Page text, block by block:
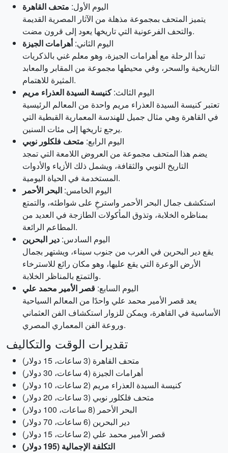
اليوم الأول: متحف القاهرة
يتميز المتحف بمجموعة مذهلة من الآثار المصرية القديمة
والتحف الفرعونية التي تاريخها يعود إلى قرون مضت.
اليوم الثاني:أهرامات الجيزة
تبدأ الرحلة مع أهرامات الجيزة، وهو معلم غني بالذكريات
التاريخية والسحر، وفي محيطها مجموعة من المقابر والمعابد
المثيرة للاهتمام.
اليوم الثالث:كنيسة السيدة العذراء مريم
تعتبر كنيسة السيدة العذراء مريم واحدة من المعالم الرئيسية
في القاهرة وهي مثال جميل للهندسة المعمارية القبطية التي
يرجع تاريخها إلى مئات السنين.
اليوم الرابع: متحف فلكلور نوبي
يضم هذا المتحف مجموعة من العروض اللامعة التي تمجد
التاريخ النوبي والثقافة، ويشمل ذلك الأزياء والأدوات
المستخدمة في الحياة اليومية.
اليوم الخامس: البحر الأحمر
استكشف جمال البحر الأحمر واسترخِ على شواطئه، والتمتع
بمناظره الخلابة، وتذوق المأكولات الطازجة في العديد من
المطاعم الرائعة.
اليوم السادس: دير البحرين
يقع دير البحرين في الغرب من جنوب سيناء، ويشتهر بجمال
الأرض الوعرة التي يقع عليها، وهو مكان رائع للاسترخاء
والتمتع بالمناظر الخلابة.
اليوم السابع: قصر الأمير محمد علي
يعد قصر الأمير محمد علي واحدًا من المعالم السياحية
الأساسية في القاهرة، ويمكن للزوار استكشاف الفن العثماني
وروعة الفن المعماري المصري.
تقديرات الوقت والتكاليف
متحف القاهرة (3 ساعات، 15 دولار)
أهرامات الجيزة (4 ساعات، 30 دولار)
كنيسة السيدة العذراء مريم (2 ساعات، 10 دولار)
متحف فلكلور نوبي (3 ساعات، 20 دولار)
البحر الأحمر (8 ساعات، 100 دولار)
دير البحرين (6 ساعات، 70 دولار)
قصر الأمير محمد علي (2 ساعات، 15 دولار)
التكلفة الإجمالية (195 دولار)